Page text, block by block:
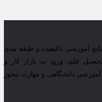
آموزشی باکیفیت و طبقه بندی
علم، ورود به بازار کار و
دانشگاهی و مهارت محور